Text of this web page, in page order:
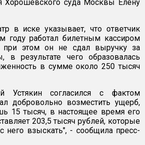
Хорошевского суда Москвы Елену
в иске указывает, что ответчик
году работал билетным кассиром
при этом он не сдал выручку за
в результате чего образовалась
в сумме около 250 тысяч
Устякин согласился с фактом
добровольно возместить ущерб,
15 тысяч, в настоящее время его
203,5 тысяч рублей, которые
него взыскать", - сообщила пресс-